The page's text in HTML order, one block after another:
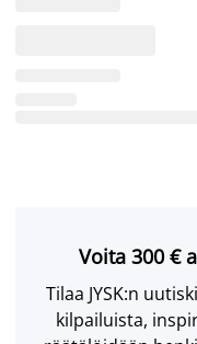
Voita 300 €
Tilaa JYSK:n
kilpailuista,